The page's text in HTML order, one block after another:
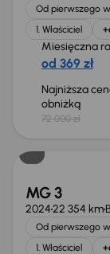
Od pierwszego
1. Właściciel
Miesięczna
od 369 zł
Najniższa
obniżką
72 000 zł
MG 3
202422 354 km
Od pierwszego
1. Właściciel